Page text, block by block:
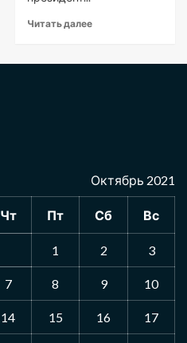
Читать далее
Октябрь 2021
Чт Пт Сб Вс
1 2 3
7 8 9 10
14 15 16 17